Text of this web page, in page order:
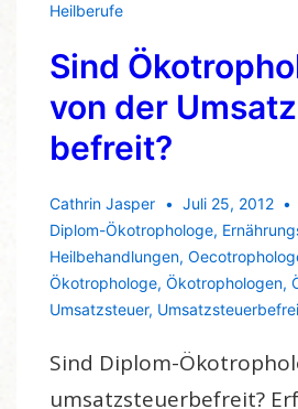
Heilberufe
Sind
von der
befreit?
Cathrin Jasper Juli 25, 2012
Diplom-Ökotrophologe,
Heilbehandlungen,
Ökotrophologe, Ökotrophologen,
Umsatzsteuer,
Sind Diplom-
umsatzsteuerbefreit?